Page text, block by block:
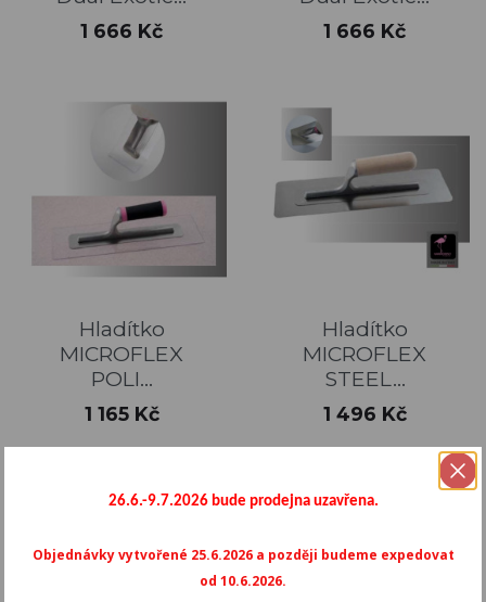
Cena
1 666 Kč Cena
1 666 Kč
Hladítko
MICROFLEX
POLI...
Cena
1 165 Kč
Hladítko
MICROFLEX
STEEL...
Cena
1 496 Kč
26.6.-9.7.2026 bude prodejna uzavřena.
Objednávky vytvořené 25.6.2026 a později budeme expedovat
od 10.6.2026.